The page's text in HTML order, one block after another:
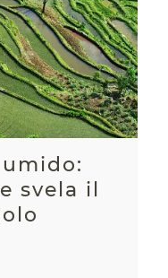
svela il